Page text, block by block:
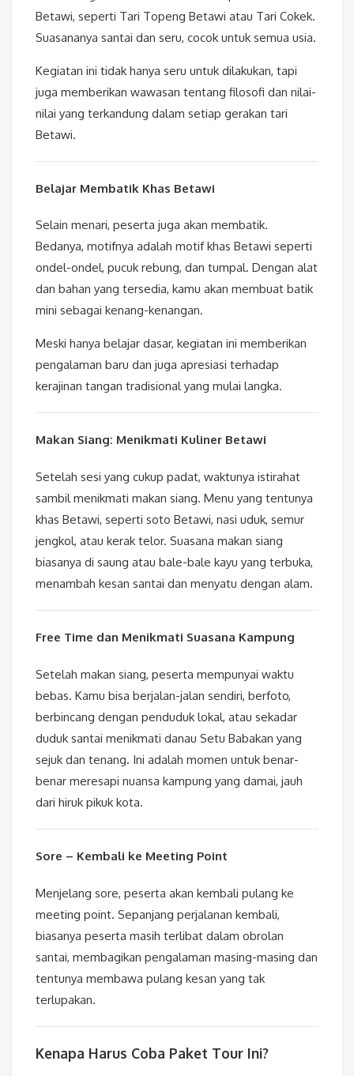
Betawi, seperti Tari Topeng Betawi atau Tari Cokek.
Suasananya santai dan seru, cocok untuk semua usia.
Kegiatan ini tidak hanya seru untuk dilakukan, tapi
juga memberikan wawasan tentang filosofi dan nilai-
nilai yang terkandung dalam setiap gerakan tari
Betawi.
Belajar Membatik Khas Betawi
Selain menari, peserta juga akan membatik.
Bedanya, motifnya adalah motif khas Betawi seperti
ondel-ondel, pucuk rebung, dan tumpal. Dengan alat
dan bahan yang tersedia, kamu akan membuat batik
mini sebagai kenang-kenangan.
Meski hanya belajar dasar, kegiatan ini memberikan
pengalaman baru dan juga apresiasi terhadap
kerajinan tangan tradisional yang mulai langka.
Makan Siang: Menikmati Kuliner Betawi
Setelah sesi yang cukup padat, waktunya istirahat
sambil menikmati makan siang. Menu yang tentunya
khas Betawi, seperti soto Betawi, nasi uduk, semur
jengkol, atau kerak telor. Suasana makan siang
biasanya di saung atau bale-bale kayu yang terbuka,
menambah kesan santai dan menyatu dengan alam.
Free Time dan Menikmati Suasana Kampung
Setelah makan siang, peserta mempunyai waktu
bebas. Kamu bisa berjalan-jalan sendiri, berfoto,
berbincang dengan penduduk lokal, atau sekadar
duduk santai menikmati danau Setu Babakan yang
sejuk dan tenang. Ini adalah momen untuk benar-
benar meresapi nuansa kampung yang damai, jauh
dari hiruk pikuk kota.
Sore – Kembali ke Meeting Point
Menjelang sore, peserta akan kembali pulang ke
meeting point. Sepanjang perjalanan kembali,
biasanya peserta masih terlibat dalam obrolan
santai, membagikan pengalaman masing-masing dan
tentunya membawa pulang kesan yang tak
terlupakan.
Kenapa Harus Coba Paket Tour Ini?